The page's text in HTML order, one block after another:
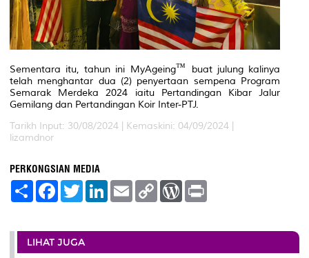
Sementara itu, tahun ini MyAgeing
buat julung kalinya
telah menghantar dua (2) penyertaan sempena Program
Semarak Merdeka 2024 iaitu Pertandingan Kibar Jalur
Gemilang dan Pertandingan Koir Inter-PTJ.
Tarikh Input: 30/08/2024 | Kemaskini: 04/09/2024 |
lizamdnor
PERKONGSIAN MEDIA
S
e
F
a
b
o
o
T
w
t
e
r
L
e
I
E
m
l
C
L
n
W
P
e
t
LIHAT JUGA